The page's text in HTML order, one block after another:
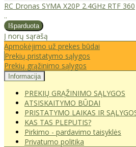
RC Dronas SYMA X20P 2.4GHz RTF 360
..
Į norų sąrašą
Apmokėjimo už prekes būdai
Prekių pristatymo sąlygos
Prekių grąžinimo sąlygos
Informacija
PREKIŲ GRĄŽINIMO SĄLYGOS
ATSISKAITYMO BŪDAI
PRISTATYMO LAIKAS IR
KAS TAS PLEPUTIS?
Pirkimo - pardavimo taisyklės
Privatumo politika